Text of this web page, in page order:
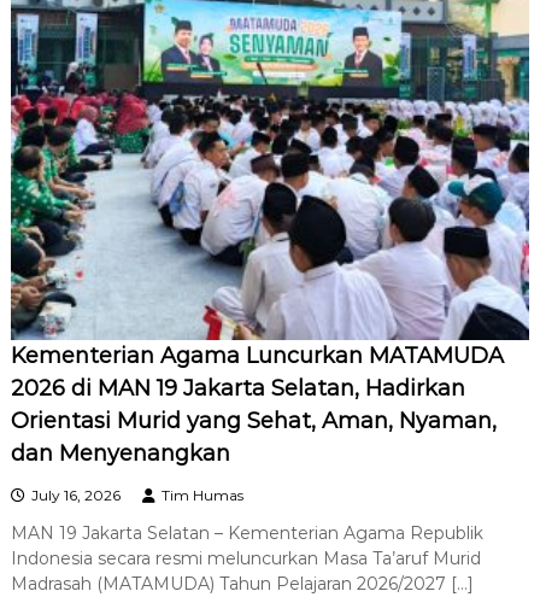
Kementerian Agama Luncurkan MATAMUDA
2026 di MAN 19 Jakarta Selatan, Hadirkan
Orientasi Murid yang Sehat, Aman, Nyaman,
dan Menyenangkan
July 16, 2026 Tim Humas
MAN 19 Jakarta Selatan – Kementerian Agama Republik
Indonesia secara resmi meluncurkan Masa Ta’aruf Murid
Madrasah (MATAMUDA) Tahun Pelajaran 2026/2027 […]